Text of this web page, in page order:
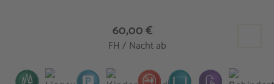
60,00 €
FH / Nacht ab